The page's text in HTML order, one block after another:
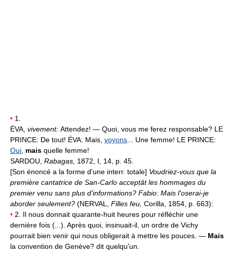
• 1.
ÉVA, vivement: Attendez! — Quoi, vous me ferez responsable? LE
PRINCE: De tout! ÉVA: Mais, voyons ... Une femme! LE PRINCE:
Oui mais quelle femme!
SARDOU, Rabagas, 1872, I, 14, p. 45.
[Son énoncé a la forme d'une interr. totale] Voudriez-vous que la
première cantatrice de San-Carlo acceptât les hommages du
premier venu sans plus d'informations? Fabio: Mais l'oserai-je
aborder seulement? (NERVAL, Filles feu, Corilla, 1854, p. 663):
• 2. Il nous donnait quarante-huit heures pour réfléchir une
dernière fois (...). Après quoi, insinuait-il, un ordre de Vichy
pourrait bien venir qui nous obligerait à mettre les pouces. — Mais
la convention de Genève? dit quelqu'un.